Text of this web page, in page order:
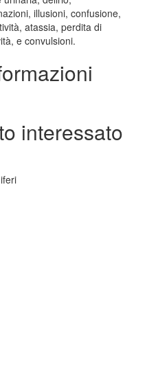
illusioni, confusione,
atassia, perdita di
e convulsioni.
interessato